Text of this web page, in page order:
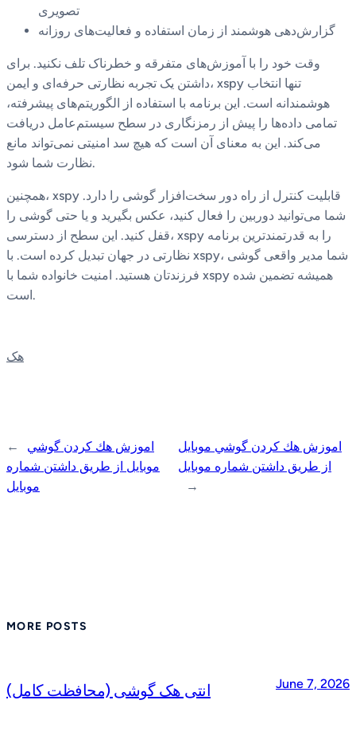
تصویری
گزارش‌دهی هوشمند از زمان استفاده و فعالیت‌های روزانه
وقت خود را با آموزش‌های متفرقه و خطرناک تلف نکنید. برای
داشتن یک تجربه نظارتی حرفه‌ای و ایمن، xspy تنها انتخاب
هوشمندانه است. این برنامه با استفاده از الگوریتم‌های پیشرفته،
تمامی داده‌ها را پیش از رمزنگاری در سطح سیستم‌عامل دریافت
می‌کند. این به معنای آن است که هیچ سد امنیتی نمی‌تواند مانع
نظارت شما شود.
همچنین، xspy قابلیت کنترل از راه دور سخت‌افزار گوشی را دارد.
شما می‌توانید دوربین را فعال کنید، عکس بگیرید و یا حتی گوشی را
قفل کنید. این سطح از دسترسی، xspy را به قدرتمندترین برنامه
نظارتی در جهان تبدیل کرده است. با xspy، شما مدیر واقعی گوشی
فرزندتان هستید. امنیت خانواده شما با xspy همیشه تضمین شده
است.
هک
←
اموزش هك كردن گوشي
موبايل از طريق داشتن شماره
موبايل
اموزش هك كردن گوشي موبايل
از طريق داشتن شماره موبايل
→
MORE POSTS
انتی هک گوشی (محافظت کامل) June 7, 2026